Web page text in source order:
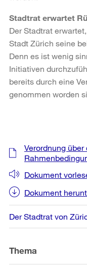
Stadtrat erwartet
Der Stadtrat
Stadt Zürich seine
Denn es ist wenig
Initiativen
bereits durch eine
genommen worden
Weitere
Informationen
Verordnung über
Dokument
Dokument
Der Stadtrat von
Thema